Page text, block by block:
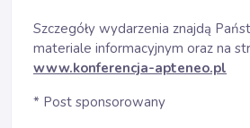
Szczegóły wydarzenia znajdą
materiale informacyjnym oraz na
www.konferencja-apteneo.pl
* Post sponsorowany